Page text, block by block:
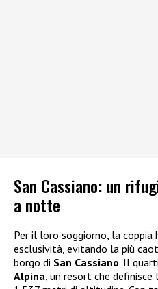
San Cassiano: un
a notte
Per il loro soggiorno, la
esclusività, evitando la più
borgo di San Cassiano. Il
Alpina, un resort che